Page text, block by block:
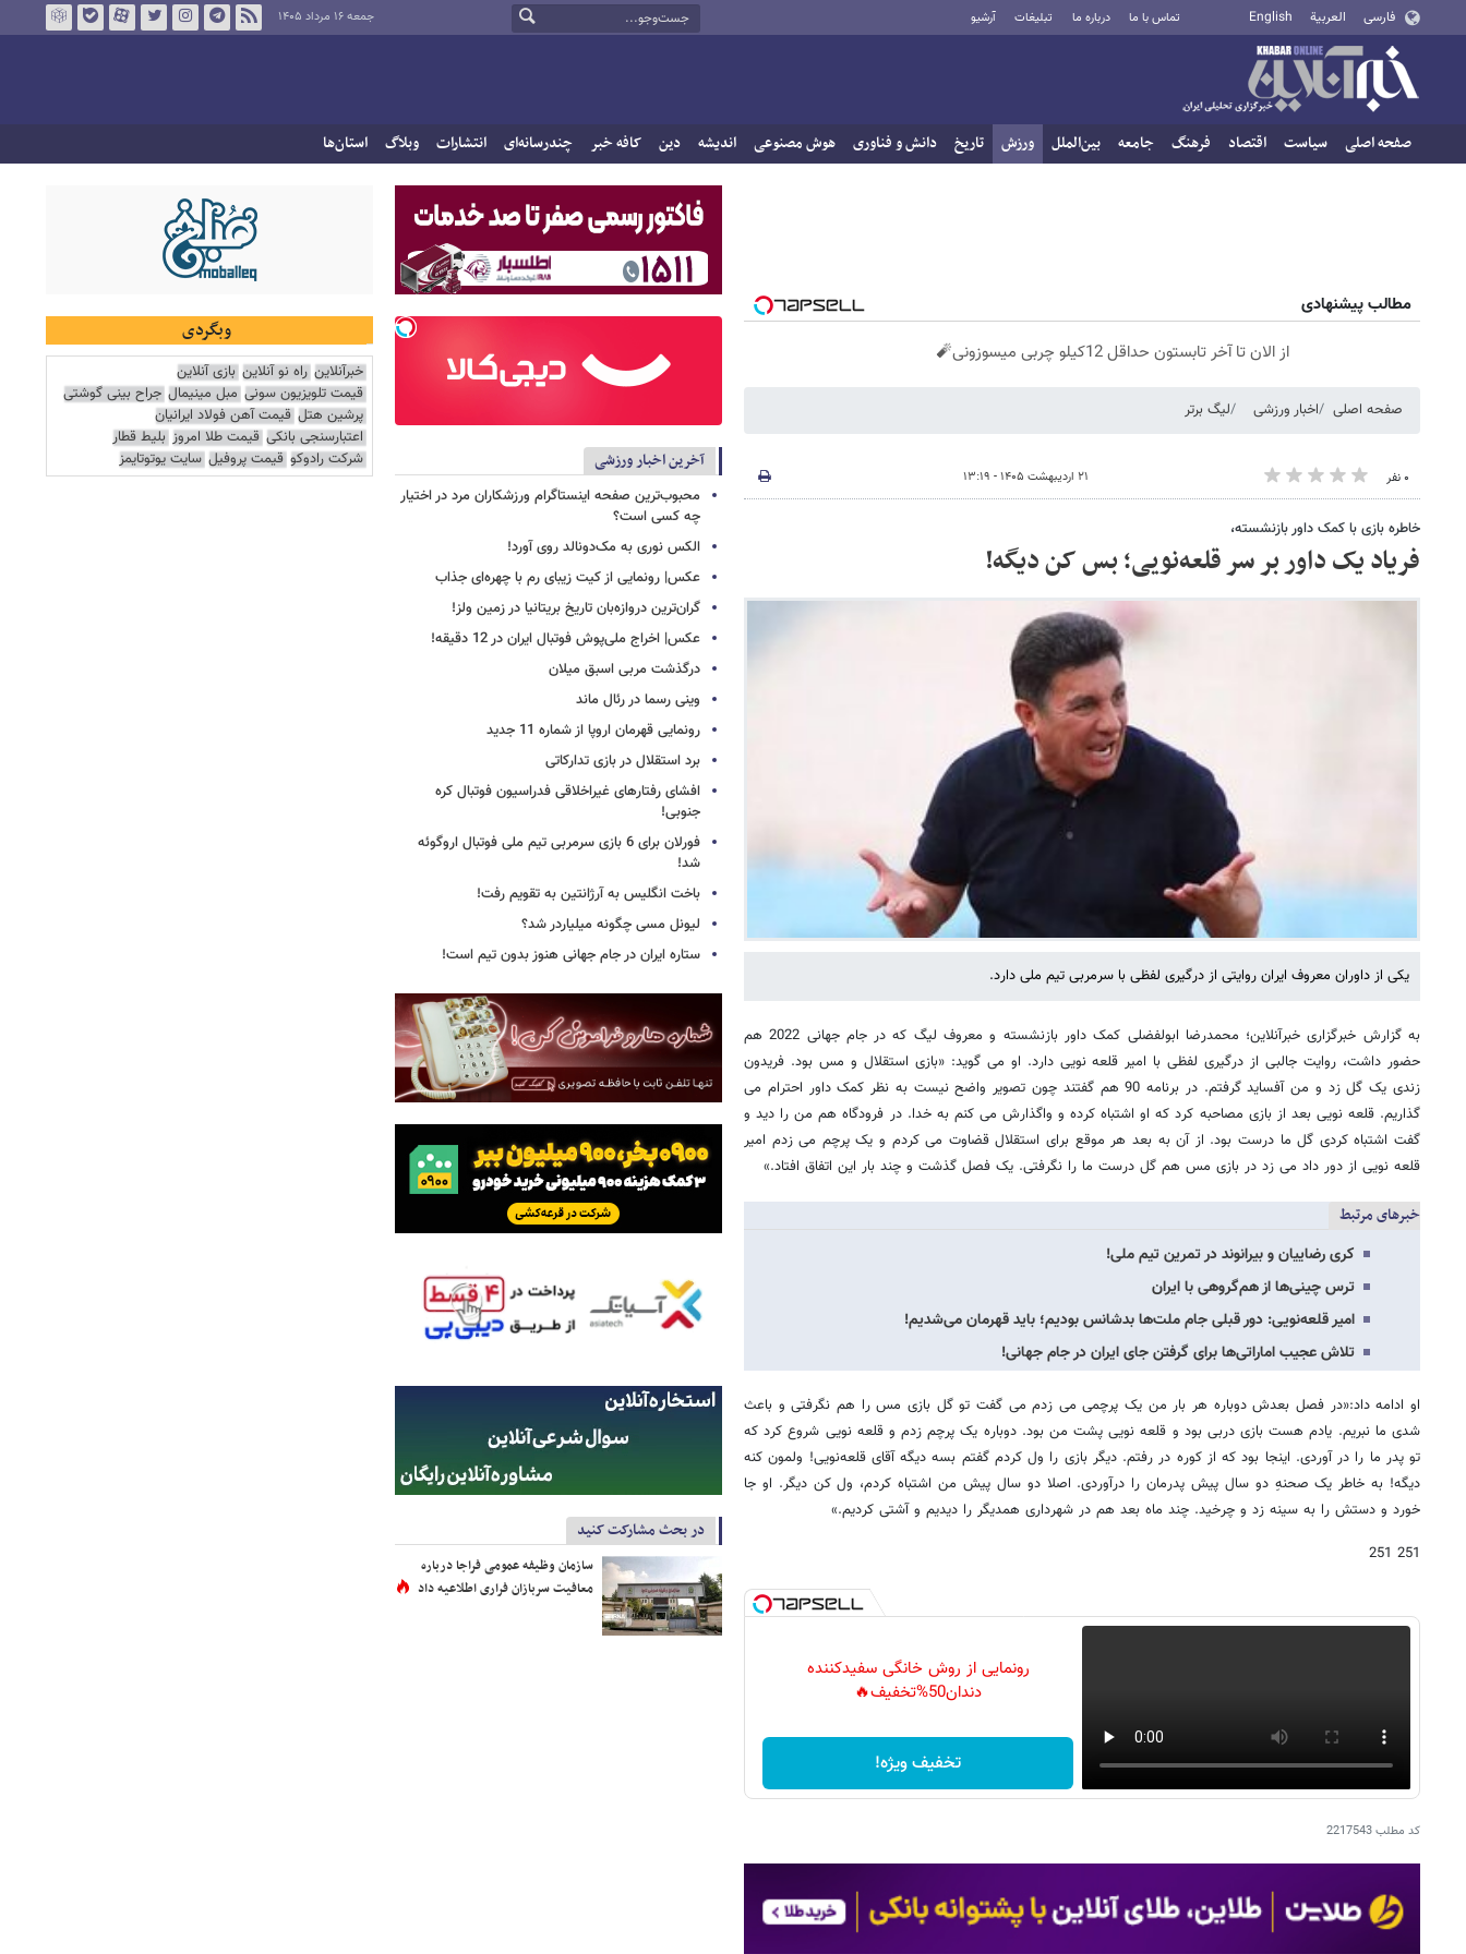
فارسی العربية English تماس با ما درباره ما تبلیغات آرشیو جمعه ۱۶ مرداد ۱۴۰۵
صفحه اصلی سیاست اقتصاد فرهنگ جامعه بین‌الملل ورزش تاریخ دانش و فناوری هوش مصنوعی اندیشه دین کافه خبر چندرسانه‌ای انتشارات وبلاگ استان‌ها
مطالب پیشنهادی
از الان تا آخر تابستون حداقل 12کیلو چربی میسوزونی🧨
صفحه اصلی اخبار ورزشی لیگ برتر
۰ نفر ۲۱ اردیبهشت ۱۴۰۵ - ۱۳:۱۹
خاطره بازی با کمک داور بازنشسته،
فریاد یک داور بر سر قلعه‌نویی؛ بس کن دیگه!
یکی از داوران معروف ایران روایتی از درگیری لفظی با سرمربی تیم ملی دارد.
به گزارش خبرگزاری خبرآنلاین؛ محمدرضا ابولفضلی کمک داور بازنشسته و معروف لیگ که در جام جهانی 2022 هم
حضور داشت، روایت جالبی از درگیری لفظی با امیر قلعه نویی دارد. او می گوید: «بازی استقلال و مس بود. فریدون
زندی یک گل زد و من آفساید گرفتم. در برنامه 90 هم گفتند چون تصویر واضح نیست به نظر کمک داور احترام می
گذاریم. قلعه نویی بعد از بازی مصاحبه کرد که او اشتباه کرده و واگذارش می کنم به خدا. در فرودگاه هم من را دید و
گفت اشتباه کردی گل ما درست بود. از آن به بعد هر موقع برای استقلال قضاوت می کردم و یک پرچم می زدم امیر
قلعه نویی از دور داد می زد در بازی مس هم گل درست ما را نگرفتی. یک فصل گذشت و چند بار این اتفاق افتاد.»
خبرهای مرتبط
کری رضاییان و بیرانوند در تمرین تیم ملی!
ترس چینی‌ها از هم‌گروهی با ایران
امیر قلعه‌نویی: دور قبلی جام ملت‌ها بدشانس بودیم؛ باید قهرمان می‌شدیم!
تلاش عجیب اماراتی‌ها برای گرفتن جای ایران در جام جهانی!
او ادامه داد:«در فصل بعدش دوباره هر بار من یک پرچمی می زدم می گفت تو گل بازی مس را هم نگرفتی و باعث
شدی ما نبریم. یادم هست بازی دربی بود و قلعه نویی پشت من بود. دوباره یک پرچم زدم و قلعه نویی شروع کرد که
تو پدر ما را در آوردی. اینجا بود که از کوره در رفتم. دیگر بازی را ول کردم گفتم بسه دیگه آقای قلعه‌نویی! ولمون کنه
دیگه! به خاطر یک صحنهِ دو سال پیش پدرمان را درآوردی. اصلا دو سال پیش من اشتباه کردم، ول کن دیگر. او جا
خورد و دستش را به سینه زد و چرخید. چند ماه بعد هم در شهرداری همدیگر را دیدیم و آشتی کردیم.»
251 251
رونمایی از روش خانگی سفیدکننده
دندان50%تخفیف🔥
تخفیف ویژه!
کد مطلب2217543
آخرین اخبار ورزشی
محبوب‌ترین صفحه اینستاگرام ورزشکاران مرد در اختیار
چه کسی است؟
الکس نوری به مک‌دونالد روی آورد!
عکس| رونمایی از کیت زیبای رم با چهره‌ای جذاب
گران‌ترین دروازه‌بان تاریخ بریتانیا در زمین ولز!
عکس| اخراج ملی‌پوش فوتبال ایران در 12 دقیقه!
درگذشت مربی اسبق میلان
وینی رسما در رئال ماند
رونمایی قهرمان اروپا از شماره 11 جدید
برد استقلال در بازی تدارکاتی
افشای رفتارهای غیراخلاقی فدراسیون فوتبال کره
جنوبی!
فورلان برای 6 بازی سرمربی تیم ملی فوتبال اروگوئه
شد!
باخت انگلیس به آرژانتین به تقویم رفت!
لیونل مسی چگونه میلیاردر شد؟
ستاره ایران در جام جهانی هنوز بدون تیم است!
در بحث مشارکت کنید
سازمان وظیفه عمومی فراجا درباره
معافیت سربازان فراری اطلاعیه داد
وبگردی
خبرآنلاین راه نو آنلاین بازی آنلاین
قیمت تلویزیون سونی مبل مینیمال جراح بینی گوشتی
پرشین هتل قیمت آهن فولاد ایرانیان
اعتبارسنجی بانکی قیمت طلا امروز بلیط قطار
شرکت رادوکو قیمت پروفیل سایت یوتوتایمز